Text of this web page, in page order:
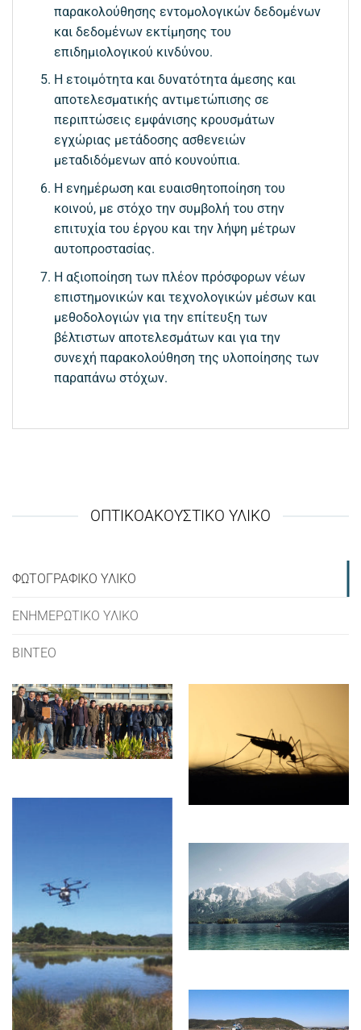
παρακολούθησης εντομολογικών δεδομένων
και δεδομένων εκτίμησης του
επιδημιολογικού κινδύνου.
Η ετοιμότητα και δυνατότητα άμεσης και
αποτελεσματικής αντιμετώπισης σε
περιπτώσεις εμφάνισης κρουσμάτων
εγχώριας μετάδοσης ασθενειών
μεταδιδόμενων από κουνούπια.
Η ενημέρωση και ευαισθητοποίηση του
κοινού, με στόχο την συμβολή του στην
επιτυχία του έργου και την λήψη μέτρων
αυτοπροστασίας.
Η αξιοποίηση των πλέον πρόσφορων νέων
επιστημονικών και τεχνολογικών μέσων και
μεθοδολογιών για την επίτευξη των
βέλτιστων αποτελεσμάτων και για την
συνεχή παρακολούθηση της υλοποίησης των
παραπάνω στόχων.
ΟΠΤΙΚΟΑΚΟΥΣΤΙΚΌ ΥΛΙΚΌ
ΦΩΤΟΓΡΑΦΙΚΟ ΥΛΙΚΟ
ΕΝΗΜΕΡΩΤΙΚΟ ΥΛΙΚΟ
ΒΙΝΤΕΟ